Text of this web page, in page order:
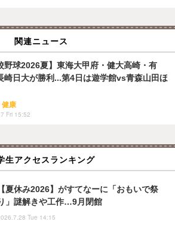
関連ニュース
野球2026夏】東海大甲府・健大高崎・有
崎日大が勝利...第4日は遊学館vs青森山田ほ
康
Fri 15:52
生アクセスランキング
【夏休み2026】がすてなーに「おもいで祭
」謎解きや工作…9月閉館
Tue 14:15